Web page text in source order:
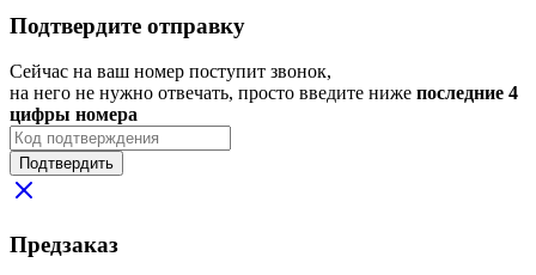
Подтвердите отправку
Сейчас на ваш номер поступит звонок,
на него не нужно отвечать, просто введите ниже последние 4
цифры номера
Подтвердить
Предзаказ